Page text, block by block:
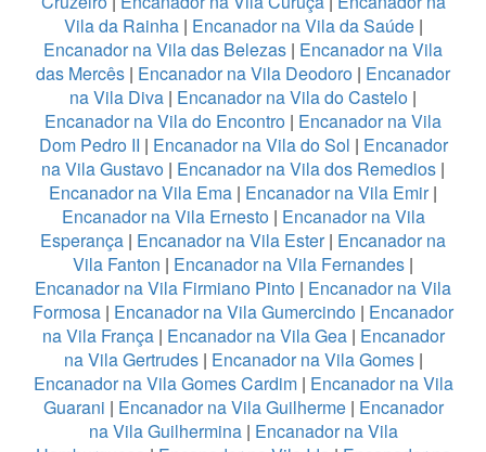
Vila da Rainha | Encanador na Vila da Saúde|
Encanador na Vila das Belezas | Encanador na Vila
das Mercês | Encanador na Vila Deodoro | Encanador
na Vila Diva | Encanador na Vila do Castelo |
Encanador na Vila do Encontro | Encanador na Vila
Dom Pedro II | Encanador na Vila do Sol | Encanador
na Vila Gustavo | Encanador na Vila dos Remedios |
Encanador na Vila Ema | Encanador na Vila Emir|
Encanador na Vila Ernesto| Encanador na Vila
Esperança | Encanador na Vila Ester| Encanador na
Vila Fanton | Encanador na Vila Fernandes |
Encanador na Vila Firmiano Pinto | Encanador na Vila
Formosa | Encanador na Vila Gumercindo | Encanador
na Vila França| Encanador na Vila Gea| Encanador
na Vila Gertrudes| Encanador na Vila Gomes|
Encanador na Vila Gomes Cardim| Encanador na Vila
Guarani | Encanador na Vila Guilherme| Encanador
na Vila Guilhermina| Encanador na Vila